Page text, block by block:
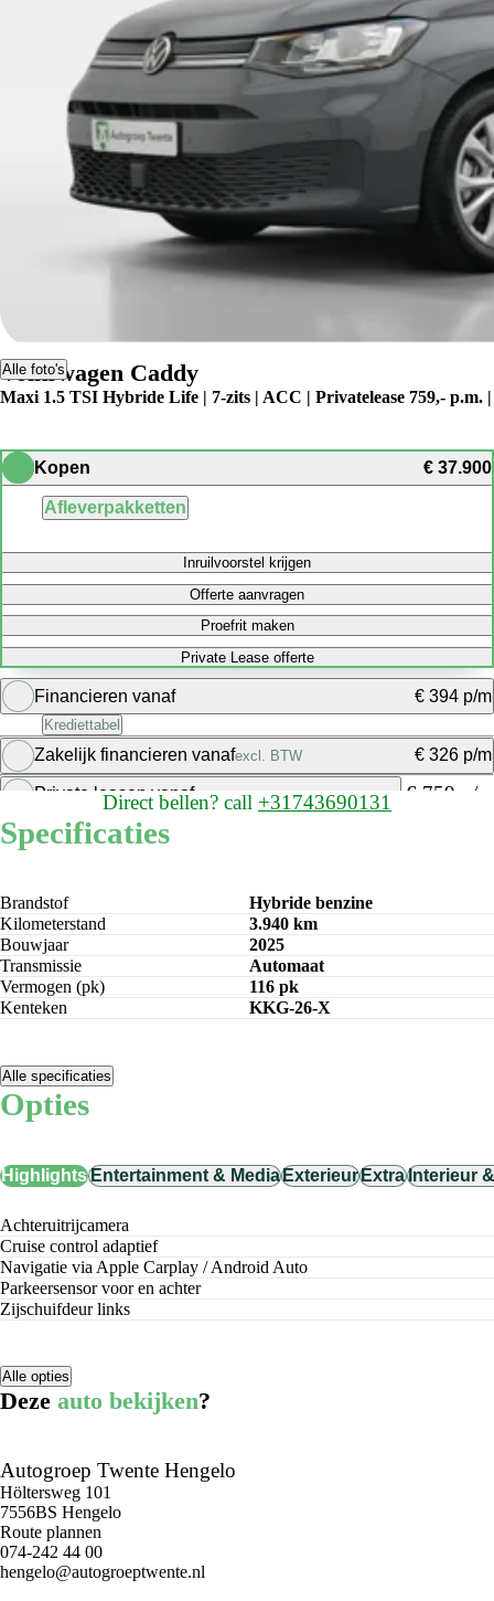
Alle foto's
Volkswagen Caddy
Maxi 1.5 TSI Hybride Life | 7-zits | ACC | Privatelease 759,- p.m. |
Kopen € 37.900
Afleverpakketten
Inruilvoorstel krijgen
Offerte aanvragen
Proefrit maken
Private Lease offerte
Financieren vanaf € 394 p/m
Krediettabel
Bereken maandbedrag
Zakelijk financieren vanafexcl. BTW € 326 p/m
Bereken maandbedrag
Private leasen vanaf € 759 p/m
Direct bellen? call +31743690131
Specificaties
Brandstof
Hybride benzine
Kilometerstand
3.940 km
Bouwjaar
2025
Transmissie
Automaat
Vermogen (pk)
116 pk
Kenteken
KKG-26-X
Alle specificaties
Opties
HighlightsEntertainment & MediaExterieurExtraInterieur
achteruitrijcamera
cruise control adaptief
Navigatie via Apple Carplay / Android Auto
parkeersensor voor en achter
zijschuifdeur links
Alle opties
Deze auto bekijken?
Autogroep Twente Hengelo
Höltersweg 101
7556BS Hengelo
Route plannen
074-242 44 00
hengelo@autogroeptwente.nl